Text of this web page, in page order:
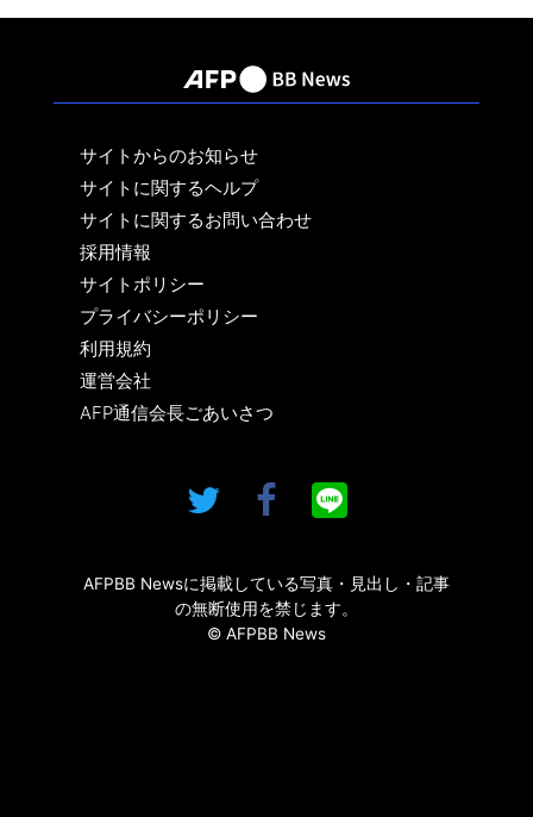
サイトからのお知らせ
サイトに関するヘルプ
サイトに関するお問い合わせ
採用情報
サイトポリシー
プライバシーポリシー
利用規約
運営会社
AFP通信会長ごあいさつ
AFPBB Newsに掲載している写真・見出し・記事
の無断使用を禁じます。
© AFPBB News